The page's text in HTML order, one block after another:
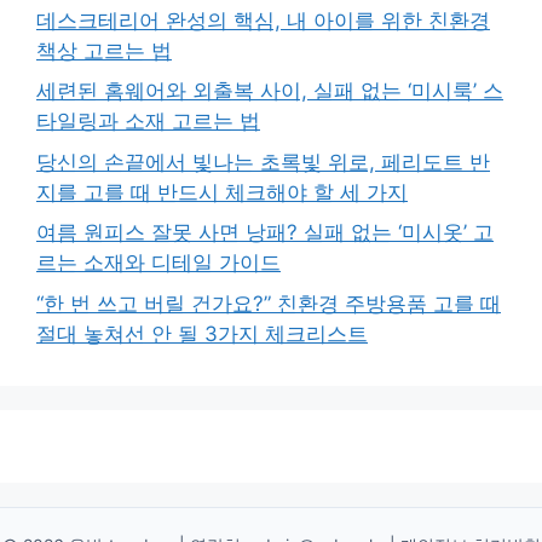
데스크테리어 완성의 핵심, 내 아이를 위한 친환경
책상 고르는 법
세련된 홈웨어와 외출복 사이, 실패 없는 ‘미시룩’ 스
타일링과 소재 고르는 법
당신의 손끝에서 빛나는 초록빛 위로, 페리도트 반
지를 고를 때 반드시 체크해야 할 세 가지
여름 원피스 잘못 사면 낭패? 실패 없는 ‘미시옷’ 고
르는 소재와 디테일 가이드
“한 번 쓰고 버릴 건가요?” 친환경 주방용품 고를 때
절대 놓쳐선 안 될 3가지 체크리스트